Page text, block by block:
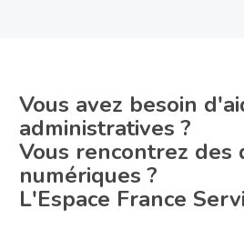
Vous avez besoin
administratives ?
Vous rencontrez
numériques ?
L'Espace France